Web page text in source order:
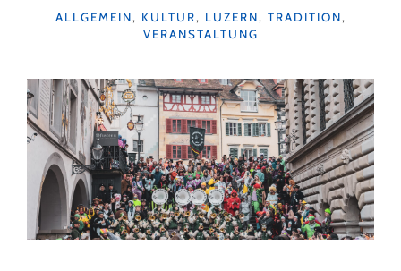
ZENTRALSCHWEIZ"
KATEGORIEN
ALLGEMEIN, KULTUR, LUZERN, TRADITION,
VERANSTALTUNG